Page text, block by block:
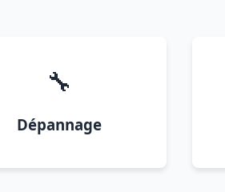
🔧
Dépannage